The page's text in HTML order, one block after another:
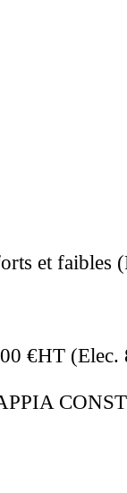
et faibles
€HT